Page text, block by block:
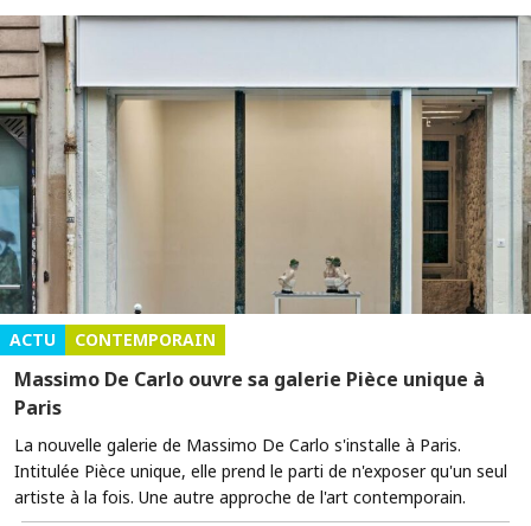
ACTU CONTEMPORAIN
Massimo De Carlo ouvre sa galerie Pièce unique à
Paris
La nouvelle galerie de Massimo De Carlo s'installe à Paris.
Intitulée Pièce unique, elle prend le parti de n'exposer qu'un seul
artiste à la fois. Une autre approche de l'art contemporain.